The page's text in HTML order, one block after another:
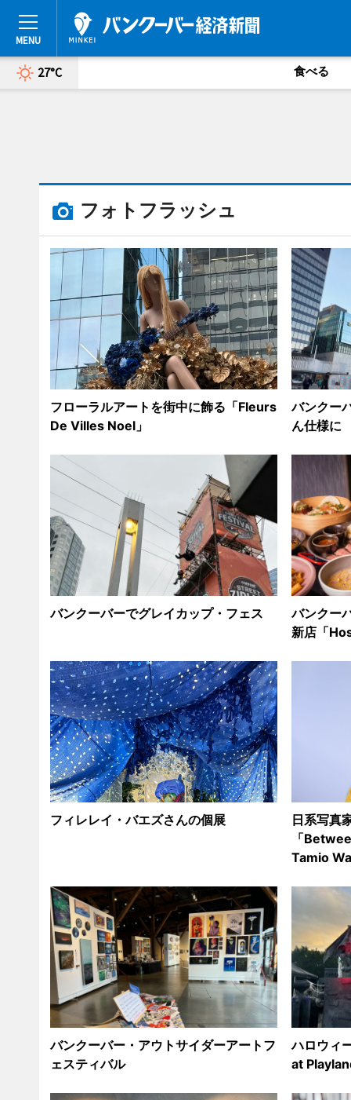
27°C 食べる
フォトフラッシュ
フローラルアートを街中に飾る「Fleurs
De Villes Noel」
バンクー
ん仕様に
バンクーバーでグレイカップ・フェス
バンクー
新店「
フィレレイ・バエズさんの個展
日系写真
「
Tamio
バンクーバー・アウトサイダーアートフ
ェスティバル
ハロウィ
at